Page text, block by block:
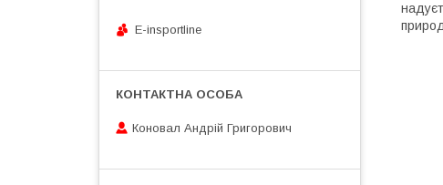
E-insportline
Коновал Андрій Григорович